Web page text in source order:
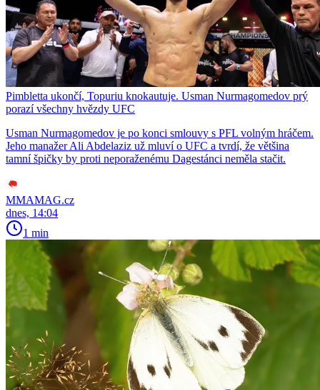
Pimbletta ukončí, Topuriu knokautuje. Usman Nurmagomedov prý
porazí všechny hvězdy UFC
Usman Nurmagomedov je po konci smlouvy s PFL volným hráčem.
Jeho manažer Ali Abdelaziz už mluví o UFC a tvrdí, že většina
tamní špičky by proti neporaženému Dagestánci neměla stačit.
MMAMAG.cz
dnes, 14:04
1 min